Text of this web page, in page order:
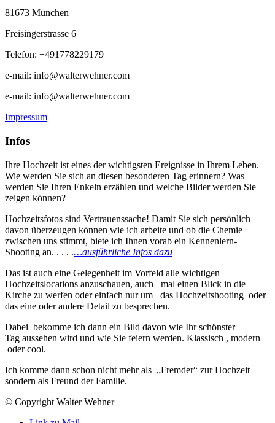
81673 München
Freisingerstrasse 6
Telefon: +491778229179
e-mail: info@walterwehner.com
e-mail: info@walterwehner.com
Impressum
Infos
Ihre Hochzeit ist eines der wichtigsten Ereignisse in Ihrem Leben.
Wie werden Sie sich an diesen besonderen Tag erinnern? Was
werden Sie Ihren Enkeln erzählen und welche Bilder werden Sie
zeigen können?
Hochzeitsfotos sind Vertrauenssache! Damit Sie sich persönlich
davon überzeugen können wie ich arbeite und ob die Chemie
zwischen uns stimmt, biete ich Ihnen vorab ein Kennenlern-
Shooting an. . . . .…ausführliche Infos dazu
Das ist auch eine Gelegenheit im Vorfeld alle wichtigen
Hochzeitslocations anzuschauen, auch mal einen Blick in die
Kirche zu werfen oder einfach nur um das Hochzeitshooting oder
das eine oder andere Detail zu besprechen.
Dabei bekomme ich dann ein Bild davon wie Ihr schönster
Tag aussehen wird und wie Sie feiern werden. Klassisch , modern
oder cool.
Ich komme dann schon nicht mehr als „Fremder“ zur Hochzeit
sondern als Freund der Familie.
© Copyright Walter Wehner